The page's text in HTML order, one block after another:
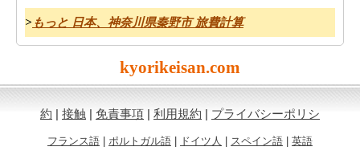
> もっと 日本、神奈川県秦野市 旅費計算
kyorikeisan.com
約 | 接触 | 免責事項 | 利用規約 | プライバシーポリシ
フランス語 | ポルトガル語 | ドイツ人 | スペイン語 | 英語